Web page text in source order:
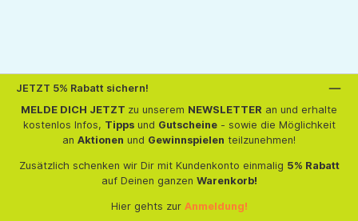
JETZT 5% Rabatt sichern!
MELDE DICH JETZT zu unserem NEWSLETTER an und erhalte
kostenlos Infos, Tippsund Gutscheine- sowie die Möglichkeit
an Aktionen und Gewinnspielen teilzunehmen!
Zusätzlich schenken wir Dir mit Kundenkonto einmalig 5% Rabatt
auf Deinen ganzen Warenkorb!
Hier gehts zur Anmeldung!